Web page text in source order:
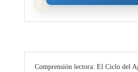
Comprensión lectora: El Ciclo del